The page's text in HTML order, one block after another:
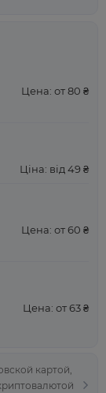
картой,
Цена: от 80 ₴
Ціна: від 49 ₴
Цена: от 60 ₴
Цена: от 63 ₴